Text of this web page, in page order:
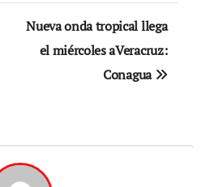
Nueva onda tropical llega
el miércoles aVeracruz:
Conagua